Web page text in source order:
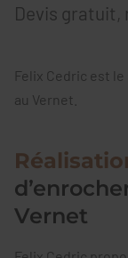
Devis gratuit,
Felix Cedric est
au Vernet.
Vernet